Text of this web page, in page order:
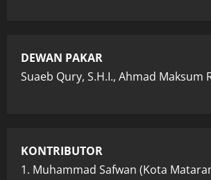
DEWAN PAKAR
Suaeb Qury, S.H.I., Ahmad Maksum
KONTRIBUTOR
1. Muhammad Safwan (Kota